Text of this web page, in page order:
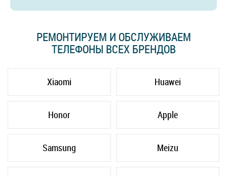
РЕМОНТИРУЕМ И ОБСЛУЖИВАЕМ
ТЕЛЕФОНЫ ВСЕХ БРЕНДОВ
Xiaomi Huawei
Honor Apple
Samsung Meizu